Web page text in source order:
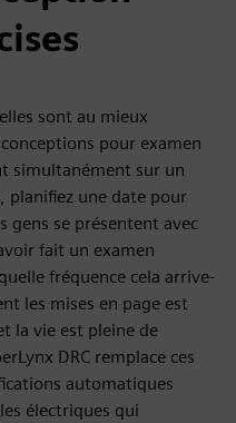
sont au mieux
pour examen
simultanément sur un
planifiez une date pour
gens se présentent avec
fait un examen
fréquence cela arrive-
les mises en page est
la vie est pleine de
DRC remplace ces
automatiques
électriques qui